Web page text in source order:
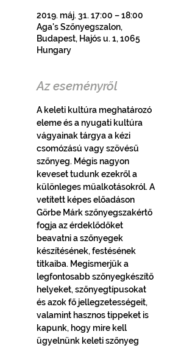
2019. máj. 31. 17:00 – 18:00
Aga's Szőnyegszalon,
Budapest, Hajós u. 1, 1065
Hungary
Az eseményről
A keleti kultúra meghatározó
eleme és a nyugati kultúra
vágyainak tárgya a kézi
csomózású vagy szövésű
szőnyeg. Mégis nagyon
keveset tudunk ezekről a
különleges műalkotásokról. A
vetített képes előadáson
Görbe Márk szőnyegszakértő
fogja az érdeklődőket
beavatni a szőnyegek
készítésének, festésének
titkaiba. Megismerjük a
legfontosabb szőnyegkészítő
helyeket, szőnyegtípusokat
és azok fő jellegzetességeit,
valamint hasznos tippeket is
kapunk, hogy mire kell
ügyelnünk keleti szőnyeg